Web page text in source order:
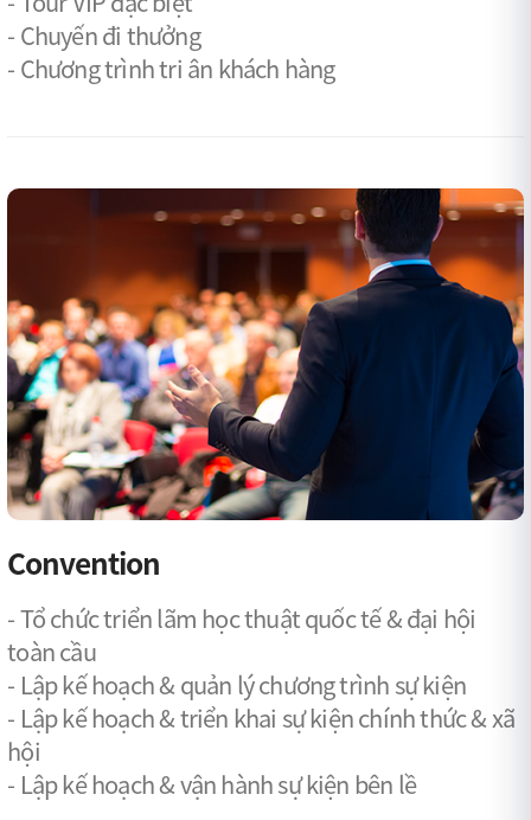
- Chuyến đi thưởng
- Chương trình tri ân khách hàng
Convention
- Tổ chức triển lãm học thuật quốc tế & đại hội
toàn cầu
- Lập kế hoạch & quản lý chương trình sự kiện
- Lập kế hoạch & triển khai sự kiện chính thức & xã
hội
- Lập kế hoạch & vận hành sự kiện bên lề